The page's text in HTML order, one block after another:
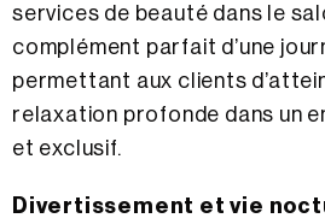
services de beauté dans le
complément parfait d’une
permettant aux clients
relaxation profonde dans un
et exclusif.
Divertissement et vie